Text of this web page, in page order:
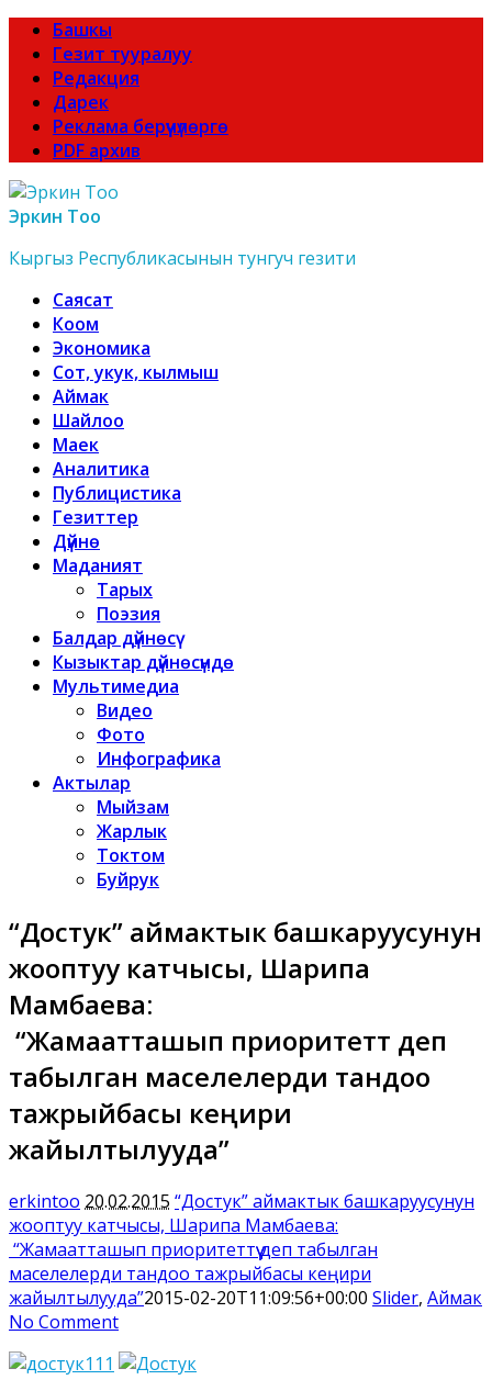
Башкы
Гезит тууралуу
Редакция
Дарек
Реклама берүүчүлөргө
PDF архив
Эркин Тоо
Кыргыз Республикасынын тунгуч гезити
Саясат
Коом
Экономика
Сот, укук, кылмыш
Аймак
Шайлоо
Маек
Аналитика
Публицистика
Гезиттер
Дүйнө
Маданият
Тарых
Поэзия
Балдар дүйнөсү
Кызыктар дүйнөсүндө
Мультимедиа
Видео
Фото
Инфографика
Актылар
Мыйзам
Жарлык
Токтом
Буйрук
“Достук” аймактык башкаруусунун
жооптуу катчысы, Шарипа
Мамбаева:
“Жамаатташып приоритеттүү деп
табылган маселелерди тандоо
тажрыйбасы кеңири
жайылтылууда”
erkintoo 20.02.2015 “Достук” аймактык башкаруусунун
жооптуу катчысы, Шарипа Мамбаева:
“Жамаатташып приоритеттүү деп табылган
маселелерди тандоо тажрыйбасы кеңири
жайылтылууда”2015-02-20T11:09:56+00:00 Slider, Аймак
No Comment